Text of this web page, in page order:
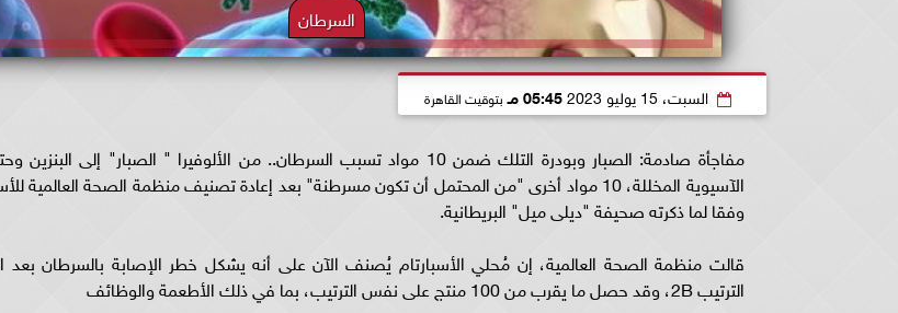
السرطان
السبت، 15 يوليو 2023 05:45 مـ بتوقيت القاهرة
مفاجأة صادمة: الصبار وبودرة التلك ضمن 10 مواد تسبب السرطان.. من الألوفيرا " الصبار" إلى
الآسيوية المخللة، 10 مواد أخرى "من المحتمل أن تكون مسرطنة" بعد إعادة تصنيف منظمة الصحة العالمية
وفقا لما ذكرته صحيفة "ديلى ميل" البريطانية.
قالت منظمة الصحة العالمية، إن مُحلي الأسبارتام يُصنف الآن على أنه يشكل خطر الإصابة بالسرطان
الترتيب 2B، وقد حصل ما يقرب من 100 منتج على نفس الترتيب، بما في ذلك الأطعمة والوظائف